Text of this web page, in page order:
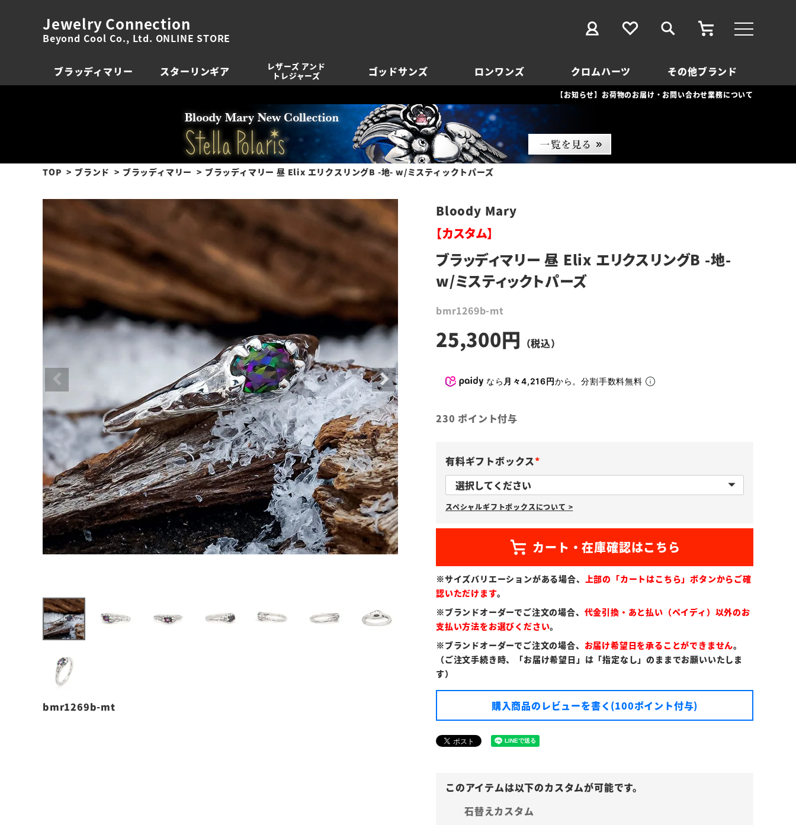
Jewelry Connection
Beyond Cool Co., Ltd. ONLINE STORE
ブラッディマリー スターリンギア
レザーズ アンド
トレジャーズ
ゴッドサンズ ロンワンズ クロムハーツ その他ブランド
【お知らせ】お荷物のお届け・お問い合わせ業務について
TOP ブランド ブラッディマリー ブラッディマリー 昼 Elix エリクスリングB -地- w/ミスティックトパーズ
bmr1269b-mt
Bloody Mary
【カスタム】
ブラッディマリー 昼 Elix エリクスリングB -地-
w/ミスティックトパーズ
bmr1269b-mt
25,300
なら 月々4,216円から。分割手数料無料
230 ポイント付与
有料ギフトボックス
(
必
スペシャルギフトボックスについて >
※サイズバリエーションがある場合、
上部の「カートはこちら」ボタンからご確
認いただけます。
※ブランドオーダーでご注文の場合、 代金引換・あと払い（ペイディ）以外のお
支払い方法をお選びください。
※ブランドオーダーでご注文の場合、 お届け希望日を承ることができません。
（ご注文手続き時、「お届け希望日」は「指定なし」のままでお願いいたしま
す）
購入商品のレビューを書く(100ポイント付与)
石替えカスタム